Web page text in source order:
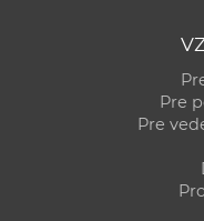
Pre
Pre